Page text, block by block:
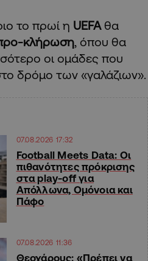
το πρωί η UEFAθα
κλήρωση, όπου θα
οι ομάδες που
δρόμο των «γαλάζιων».
07.08.2026 17:32
Football Meets Data: Οι
πιθανότητες πρόκρισης
στα play-off για
Απόλλωνα, Ομόνοια και
Πάφο
07.08.2026 11:36
Θεοχάρους: «Πρέπει να